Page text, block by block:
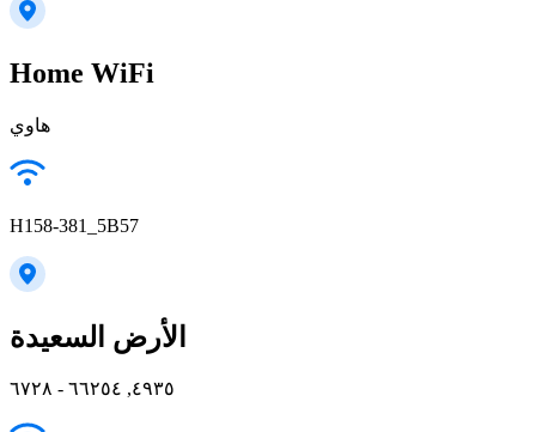
Home WiFi
هاوي
H158-381_5B57
الأرض السعيدة
٤٩٣٥, ٦٦٢٥٤ - ٦٧٢٨